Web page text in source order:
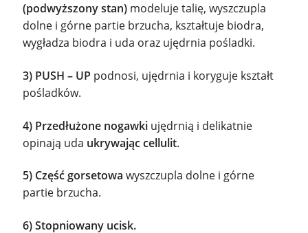
(podwyższony stan)modeluje talię, wyszczupla
dolne i górne partie brzucha, kształtuje biodra,
wygładza biodra i uda oraz ujędrnia pośladki.
3) PUSH – UP podnosi, ujędrnia i koryguje kształt
pośladków.
4) Przedłużone nogawkiujędrnią i delikatnie
opinają uda ukrywając cellulit.
5) Część gorsetowa wyszczupla dolne i górne
partie brzucha.
6) Stopniowany ucisk.